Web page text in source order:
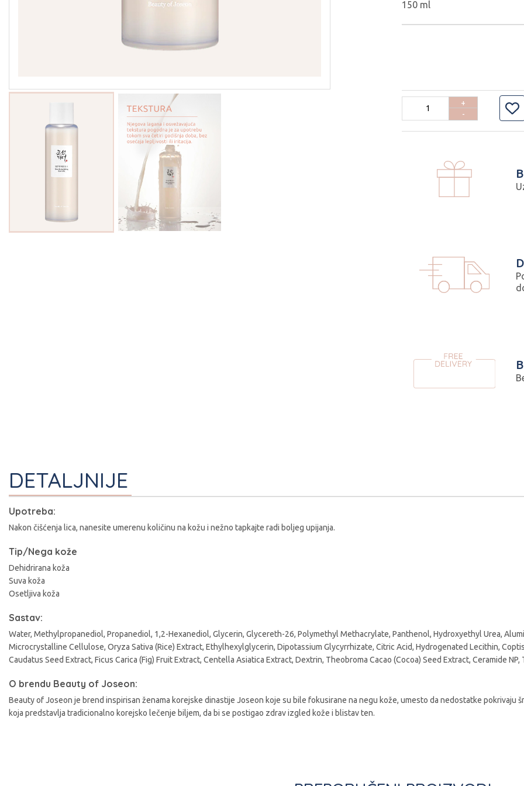
150 ml
+
-
DETALJNIJE
Upotreba:
Nakon čišćenja lica, nanesite umerenu količinu na kožu i nežno tapkajte radi boljeg upijanja.
Tip/Nega kože
Dehidrirana koža
Suva koža
Osetljiva koža
Sastav:
Water, Methylpropanediol, Propanediol, 1,2-Hexanediol, Glycerin, Glycereth-26, Polymethyl Methacrylate, Panthenol, Hydroxyethyl Urea,
Microcrystalline Cellulose, Oryza Sativa (Rice) Extract, Ethylhexylglycerin, Dipotassium Glycyrrhizate, Citric Acid, Hydrogenated Lecithin,
Caudatus Seed Extract, Ficus Carica (Fig) Fruit Extract, Centella Asiatica Extract, Dextrin, Theobroma Cacao (Cocoa) Seed Extract, Ceramide
O brendu Beauty of Joseon:
Beauty of Joseon je brend inspirisan ženama korejske dinastije Joseon koje su bile fokusirane na negu kože, umesto da nedostatke pokrivaju
koja predstavlja tradicionalno korejsko lečenje biljem, da bi se postigao zdrav izgled kože i blistav ten.